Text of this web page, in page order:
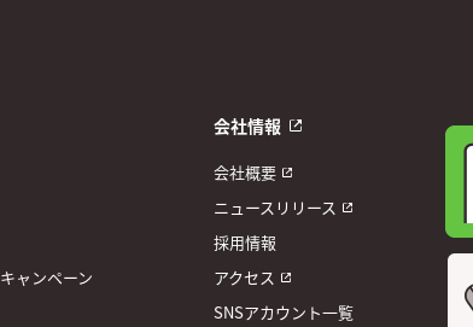
ャンペーン
会社情報
会社概要
ニュースリリース
採用情報
アクセス
SNSアカウント一覧